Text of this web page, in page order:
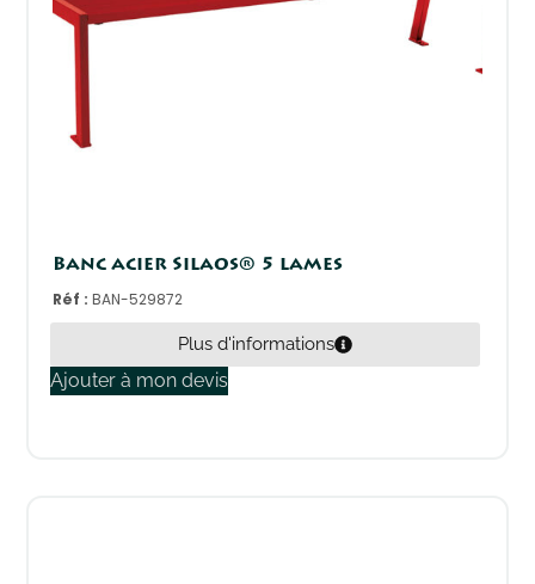
Banc acier Silaos® 5 lames
Réf :BAN-529872
Plus d'informations
Ajouter à mon devis